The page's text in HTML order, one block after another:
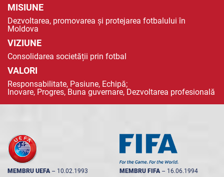
MISIUNE
Dezvoltarea, promovarea și protejarea fotbalului în
Moldova
VIZIUNE
Consolidarea societății prin fotbal
VALORI
Responsabilitate, Pasiune, Echipă;
Inovare, Progres, Buna guvernare, Dezvoltarea profesională
MEMBRU UEFA -- 10.02.1993 MEMBRU FIFA -- 16.06.1994